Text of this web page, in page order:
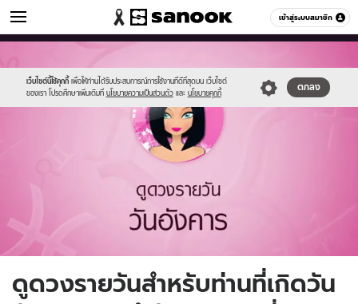
เข้าสู่ระบบสมาชิก
ดูดวง หมวดอื่นๆ
เว็บไซต์นี้ใช้คุกกี้ เพื่อให้ท่านได้รับประสบการณ์การใช้งานที่ดีที่สุดบน เว็บไซต์
ของเรา โปรดศึกษาเพิ่มเติมที่ นโยบายความเป็นส่วนตัว และ นโยบายคุกกี้
ตกลง
new-
sanook.png
ดูดวงรายวันสำหรับท่านที่เกิดวัน